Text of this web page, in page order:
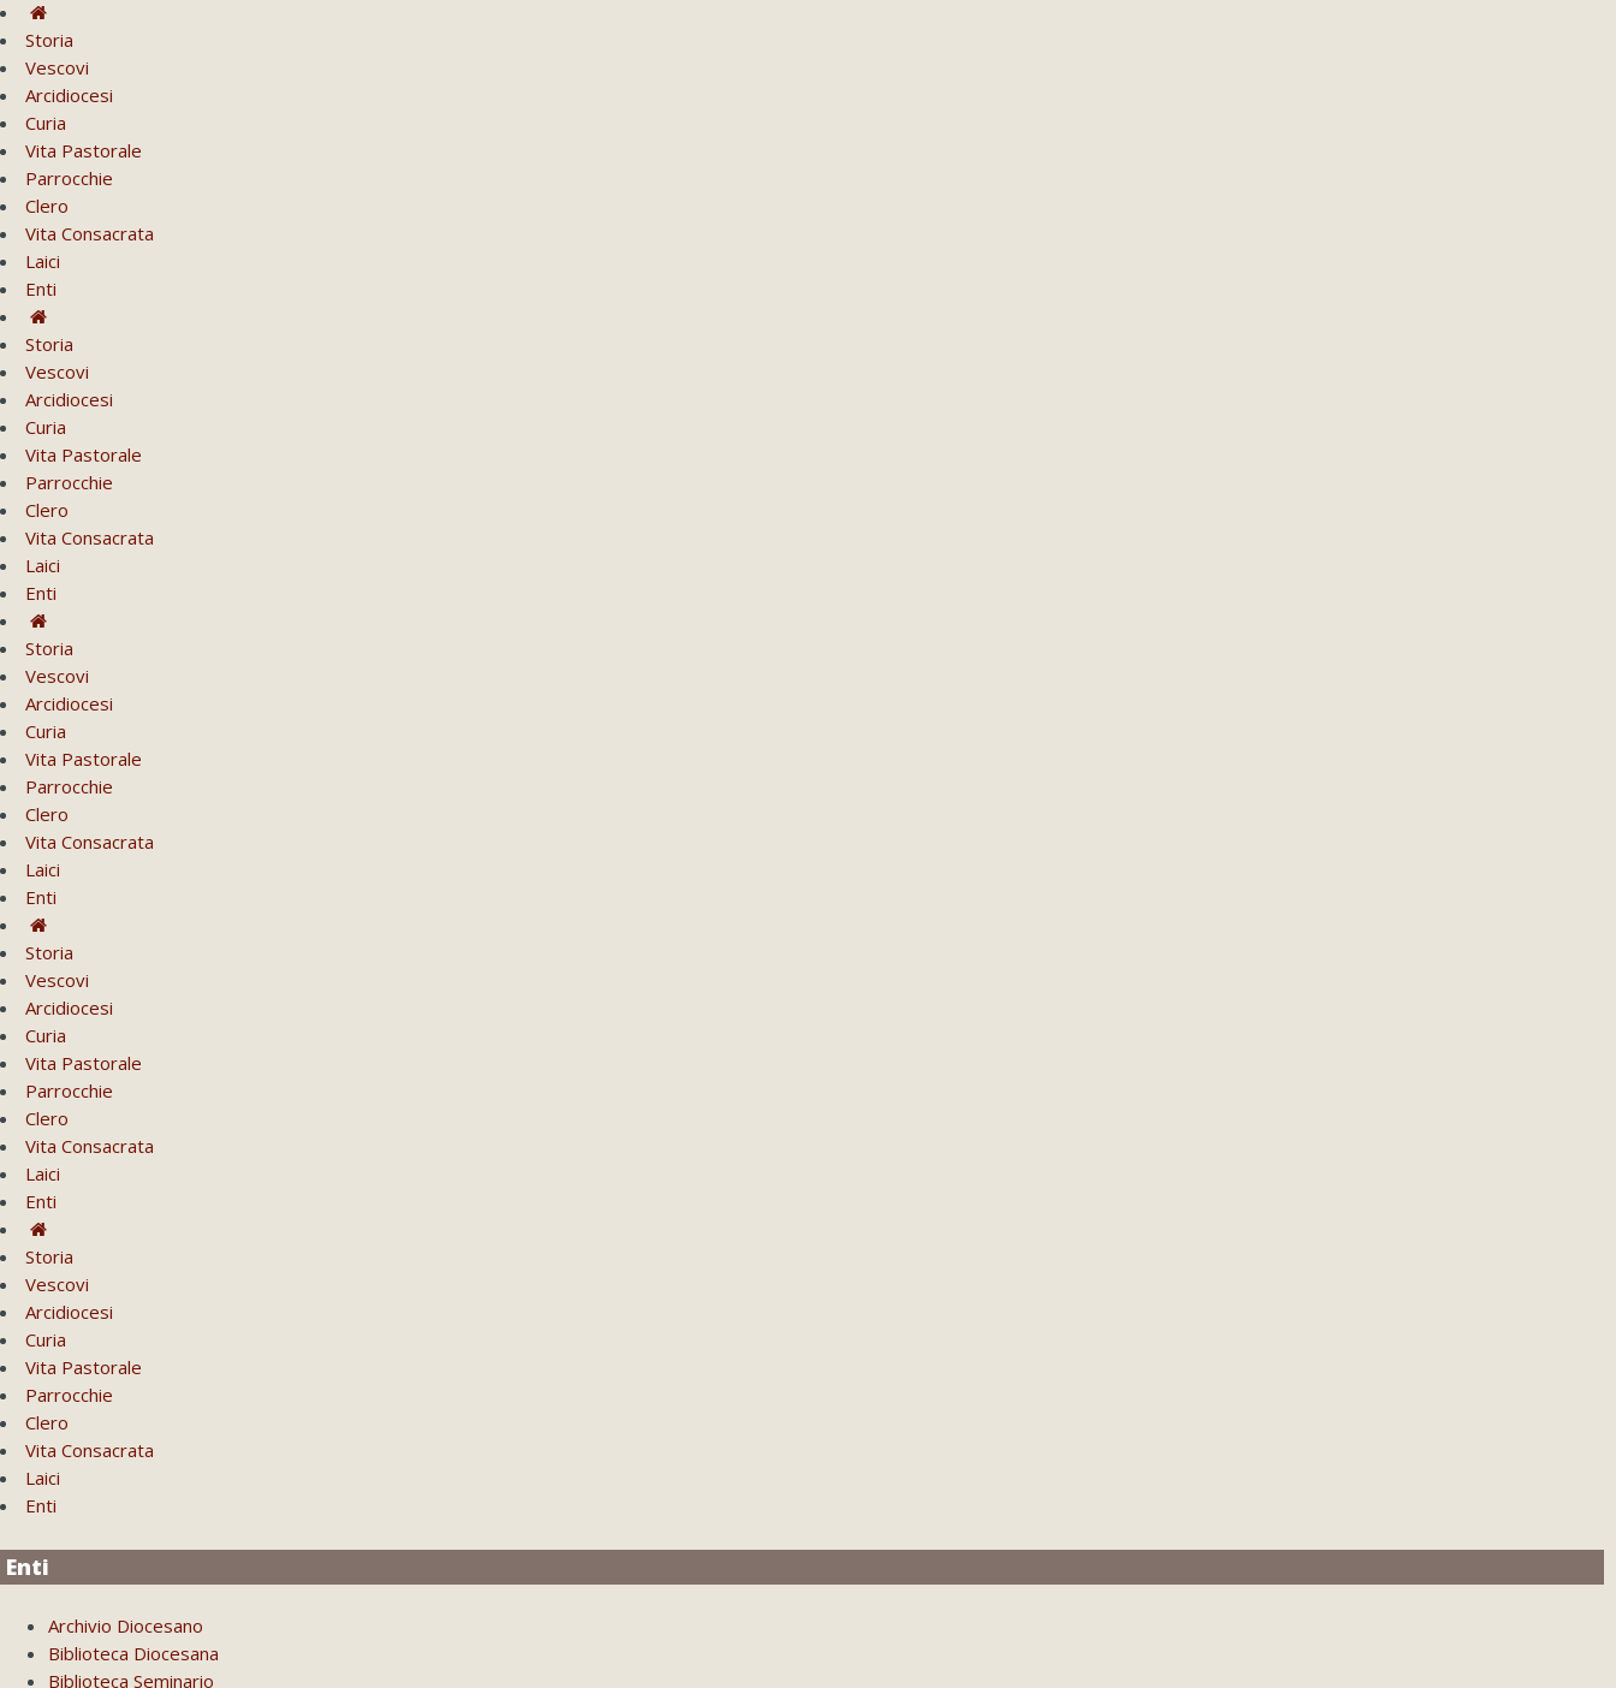
Storia
Vescovi
Arcidiocesi
Curia
Vita Pastorale
Parrocchie
Clero
Vita Consacrata
Laici
Enti
Storia
Vescovi
Arcidiocesi
Curia
Vita Pastorale
Parrocchie
Clero
Vita Consacrata
Laici
Enti
Storia
Vescovi
Arcidiocesi
Curia
Vita Pastorale
Parrocchie
Clero
Vita Consacrata
Laici
Enti
Storia
Vescovi
Arcidiocesi
Curia
Vita Pastorale
Parrocchie
Clero
Vita Consacrata
Laici
Enti
Storia
Vescovi
Arcidiocesi
Curia
Vita Pastorale
Parrocchie
Clero
Vita Consacrata
Laici
Enti
Enti
Archivio Diocesano
Biblioteca Diocesana
Biblioteca Seminario